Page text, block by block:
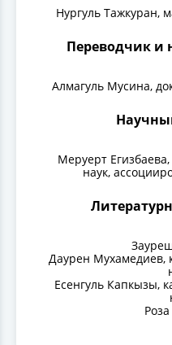
Нургуль Тажкуран,
Переводчик и
Алмагуль Мусина,
Меруерт
наук,
Даурен Мухамедиев,
Есенгуль Капкызы,